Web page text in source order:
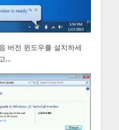
버전 윈도우를 설치하세
…